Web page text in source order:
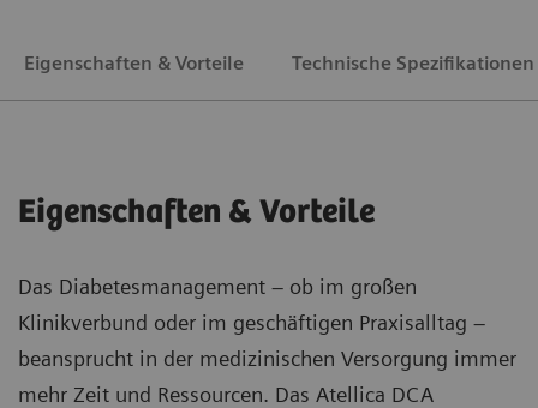
Eigenschaften & Vorteile Technische Spezifikationen
Eigenschaften & Vorteile
Das Diabetesmanagement – ob im großen
Klinikverbund oder im geschäftigen Praxisalltag –
beansprucht in der medizinischen Versorgung immer
mehr Zeit und Ressourcen. Das Atellica DCA